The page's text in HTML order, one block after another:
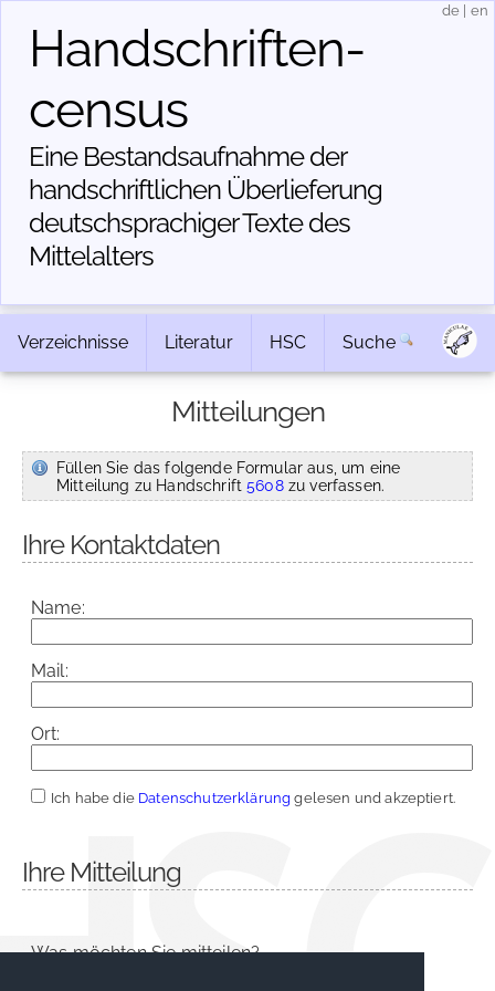
Handschriften­
census
Eine Bestandsaufnahme der
handschriftlichen Über­lieferung
deutschsprachiger Texte des
Mittelalters
de en
Verzeichnisse Literatur HSC Suche
Mitteilungen
Füllen Sie das folgende Formular aus, um eine
Mitteilung zu Handschrift5608zu verfassen.
Ihre Kontaktdaten
Name:
Mail:
Ort:
Ich habe die Datenschutzerklärung gelesen und akzeptiert.
Ihre Mitteilung
Was möchten Sie mitteilen?